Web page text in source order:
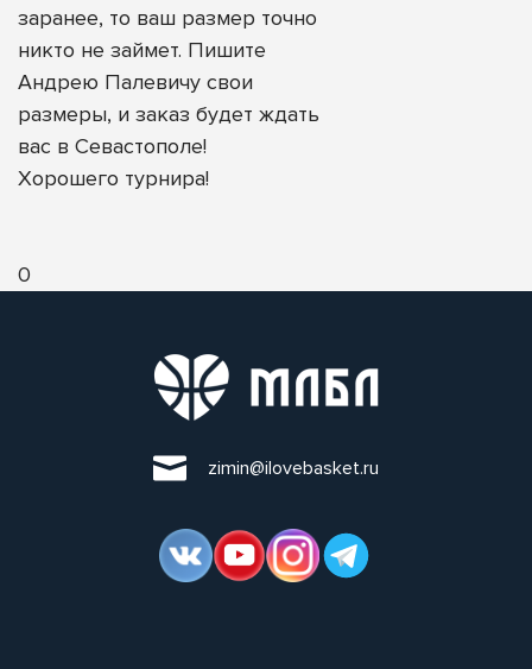
заранее, то ваш размер точно
никто не займет. Пишите
Андрею Палевичу свои
размеры, и заказ будет ждать
вас в Севастополе!
Хорошего турнира!
0
zimin@ilovebasket.ru